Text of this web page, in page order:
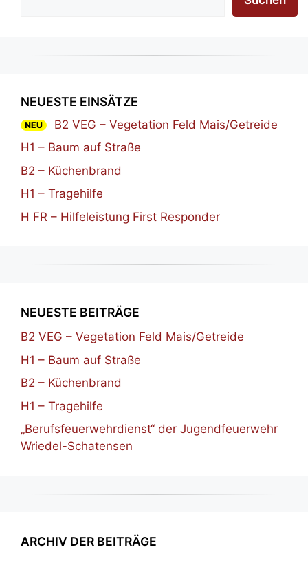
NEUESTE EINSÄTZE
NEU
B2 VEG – Vegetation Feld Mais/Getreide
H1 – Baum auf Straße
B2 – Küchenbrand
H1 – Tragehilfe
H FR – Hilfeleistung First Responder
NEUESTE BEITRÄGE
B2 VEG – Vegetation Feld Mais/Getreide
H1 – Baum auf Straße
B2 – Küchenbrand
H1 – Tragehilfe
„Berufsfeuerwehrdienst“ der Jugendfeuerwehr
Wriedel-Schatensen
ARCHIV DER BEITRÄGE